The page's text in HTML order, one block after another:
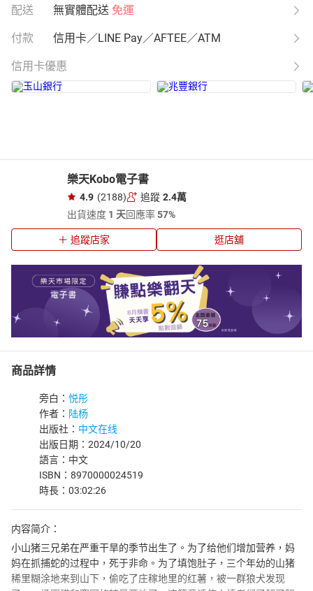
配送 無實體配送 免運
付款 信用卡／LINE Pay／AFTEE／ATM
信用卡優惠
樂天Kobo電子書
4.9 (2188) 追蹤 2.4萬
出貨速度 1 天回應率57%
追蹤店家 逛店舖
商品詳情
旁白： 悦彤
作者： 陆杨
出版社： 中文在线
出版日期：2024/10/20
語言：中文
ISBN：8970000024519
時長：03:02:26
内容简介：
小山猪三兄弟在严重干旱的季节出生了。为了给他们增加营养，妈
妈在抓捕蛇的过程中，死于非命。为了填饱肚子，三个年幼的山猪
稀里糊涂地来到山下，偷吃了庄稼地里的红薯，被一群狼犬发现